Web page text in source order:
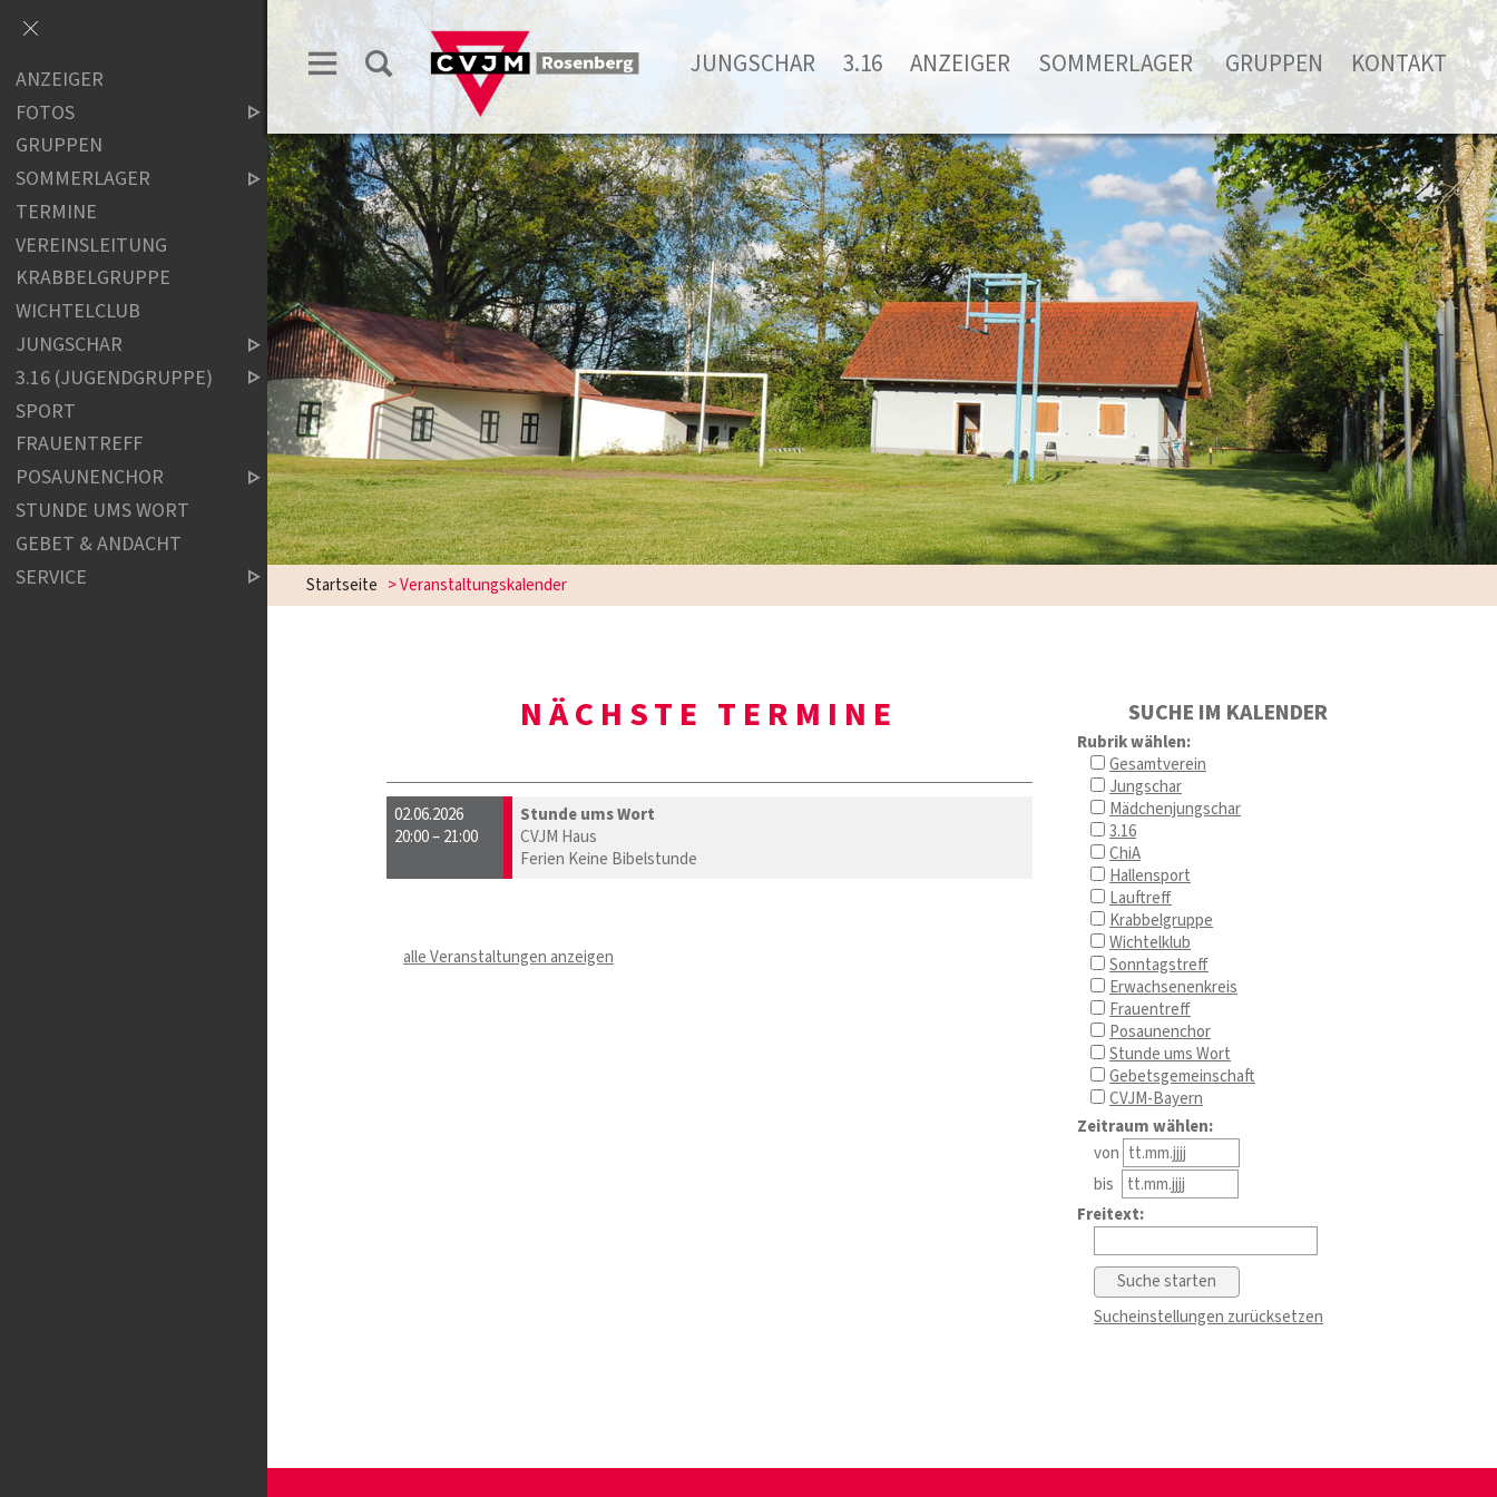
JUNGSCHAR 3.16 ANZEIGER SOMMERLAGER GRUPPEN KONTAKT
Startseite > Veranstaltungskalender
NÄCHSTE TERMINE SUCHE IM KALENDER
Rubrik wählen:
Gesamtverein
Jungschar
Mädchenjungschar
3.16
ChiA
Hallensport
Lauftreff
Krabbelgruppe
Wichtelklub
Sonntagstreff
Erwachsenenkreis
Frauentreff
Posaunenchor
Stunde ums Wort
Gebetsgemeinschaft
CVJM-Bayern
Zeitraum wählen:
von
bis
Freitext:
Sucheinstellungen zurücksetzen
02.06.2026
20:00 – 21:00
Stunde ums Wort
CVJM Haus
Ferien Keine Bibelstunde
alle Veranstaltungen anzeigen
ANZEIGER
FOTOS
GRUPPEN
SOMMERLAGER
TERMINE
VEREINSLEITUNG
KRABBELGRUPPE
WICHTELCLUB
JUNGSCHAR
3.16 (JUGENDGRUPPE)
SPORT
FRAUENTREFF
POSAUNENCHOR
STUNDE UMS WORT
GEBET & ANDACHT
SERVICE